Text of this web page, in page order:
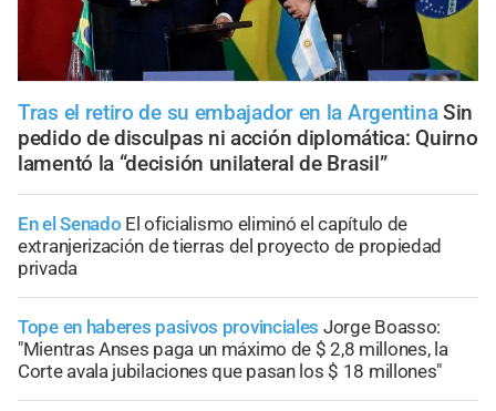
Tras el retiro de su embajador en la Argentina Sin
pedido de disculpas ni acción diplomática: Quirno
lamentó la “decisión unilateral de Brasil”
En el Senado El oficialismo eliminó el capítulo de
extranjerización de tierras del proyecto de propiedad
privada
Tope en haberes pasivos provinciales Jorge Boasso:
"Mientras Anses paga un máximo de $ 2,8 millones, la
Corte avala jubilaciones que pasan los $ 18 millones"